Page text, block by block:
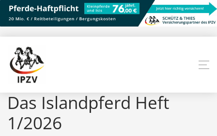
Das Islandpferd Heft
1/2026